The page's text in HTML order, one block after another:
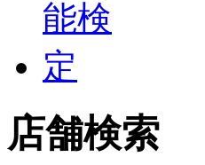
店舗検索